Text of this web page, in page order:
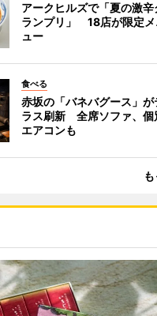
アークヒルズで「夏の激辛
ランプリ」 18店が限定メ
ュー
食べる
赤坂の「バネバグース」が
ラス刷新 全席ソファ、個
エアコンも